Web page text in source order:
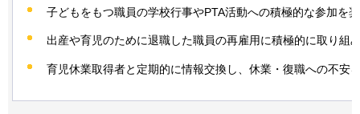
子どもをもつ職員の学校行事やPTA活動への積極的な参加を
出産や育児のために退職した職員の再雇用に積極的に取り組
育児休業取得者と定期的に情報交換し、休業・復職への不安